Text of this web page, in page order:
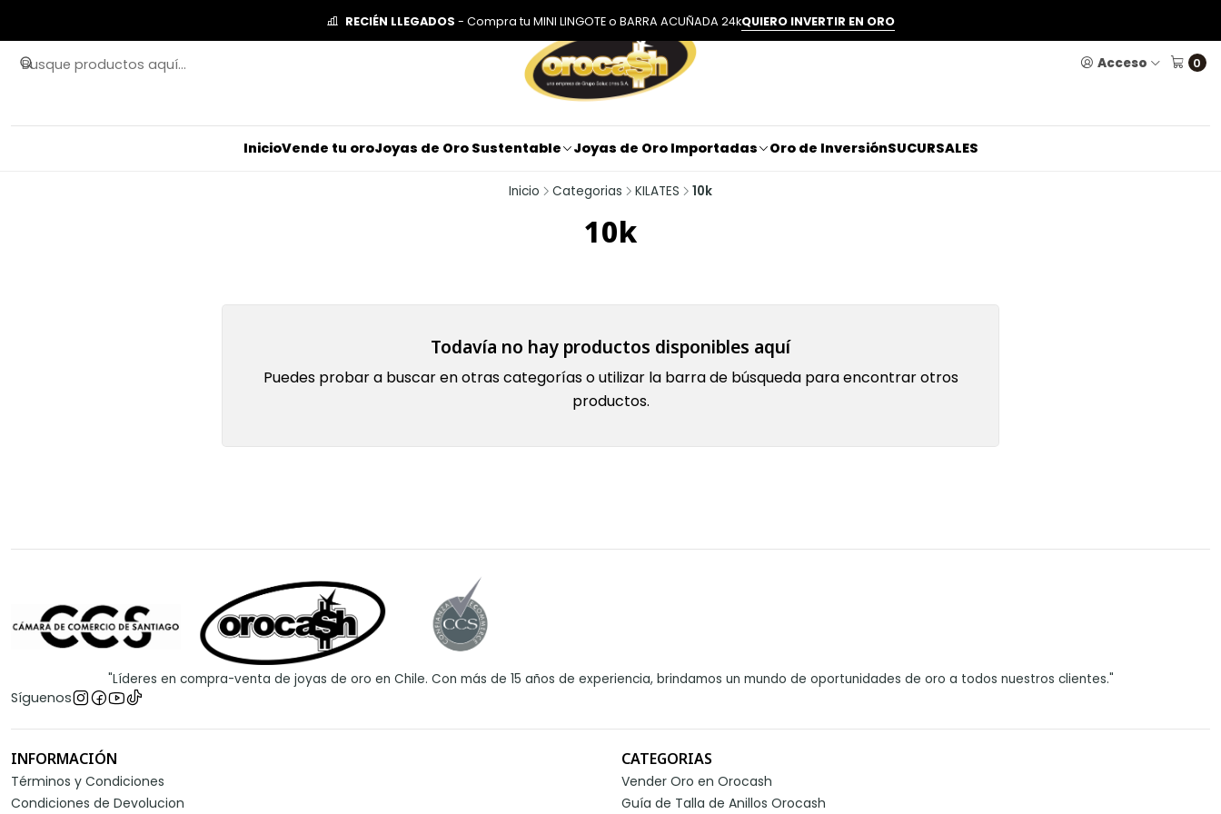
Acceso 0
InicioVende tu oroJoyas de Oro Sustentable Joyas de Oro Importadas Oro de InversiónSUCURSALES
RECIÉN LLEGADOS - Compra tu MINI LINGOTE o BARRA ACUÑADA 24kQUIERO INVERTIR EN ORO
Inicio Categorias KILATES 10k
10k
Todavía no hay productos disponibles aquí
Puedes probar a buscar en otras categorías o utilizar la barra de búsqueda para encontrar otros
productos.
"Líderes en compra-venta de joyas de oro en Chile. Con más de 15 años de experiencia, brindamos un mundo de oportunidades de oro a todos nuestros clientes."
Síguenos
INFORMACIÓN
Términos y Condiciones
Condiciones de Devolucion
CATEGORIAS
Vender Oro en Orocash
Guía de Talla de Anillos Orocash